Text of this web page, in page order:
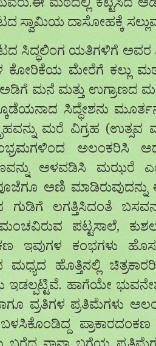
ಮಠದಲ್ಲಿ ಕಟ್ಟಿಸಿದ
ದಾಸೋಹಕ್ಕೆ
ಸಿದ್ಧಲಿಂಗ ಯತಿಗಳಿಗೆ ಅವರ
ಕೋರಿಕೆಯ ಮೇರೆಗೆ ಕಲ್ಲು
ಮನೆ ಮತ್ತು ಉಗ್ರಾಣದ
ಸಿದ್ಧೇಶನು
ಮರೆ ವಿಗ್ರಹ
ಅಲಂಕರಿಸಿ
ಅಳವಡಿಸಿ ಮಝರೆ
ಅಣಿ
ಗುಡಿಗೆ ಲಗತ್ತಿಸಿದಂತೆ
ಪಟ್ಟಸಾಲೆ,
ಇವುಗಳ ಕಂಭಗಳು
ಮಧ್ಯದ ಹೊತ್ತಿನಲ್ಲಿ
ಇಡಲ್ಪಟ್ಟಿವೆ. ಹಾಗೆಯೇ
ವ್ರತಿಗಳ ಪ್ರತಿಮೆಗಳು